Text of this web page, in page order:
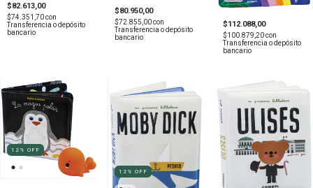
$82.613,00
$74.351,70con
Transferencia o depósito
bancario
$80.950,00
$72.855,00con
Transferencia o depósito
bancario
$112.088,00
$100.879,20con
Transferencia o depósito
bancario
12 % OFF
12 %OFF